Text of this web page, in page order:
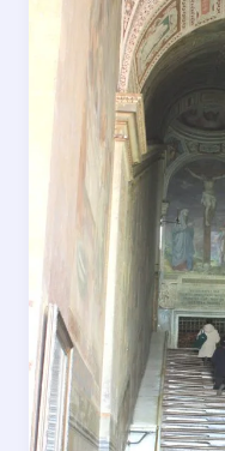
Musei
Capitolini